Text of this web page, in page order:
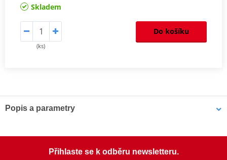
Skladem
(ks)
Do košíku
Popis a parametry
toužili, díkyzávodnímu štítu od Puig.
Přihlaste se k odběru newsletteru.